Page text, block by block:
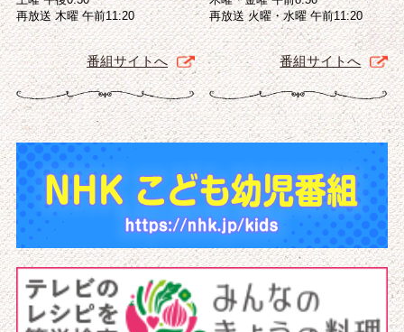
再放送 木曜 午前11:20
番組サイトへ
再放送 火曜・水曜 午前11:20
番組サイトへ